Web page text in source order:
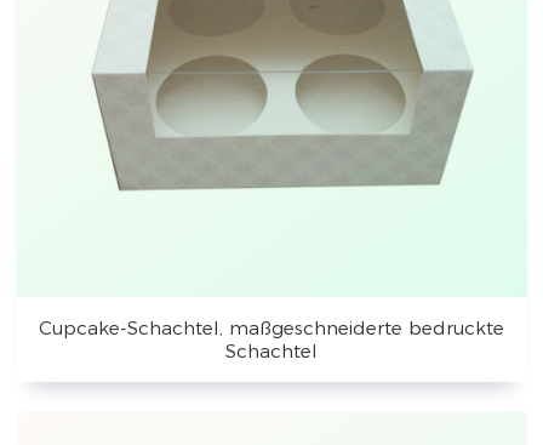
Cupcake-Schachtel, maßgeschneiderte bedruckte
Schachtel